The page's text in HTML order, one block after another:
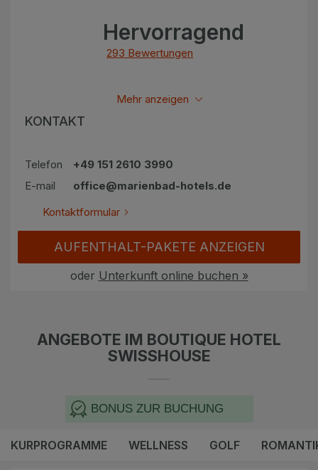
Hervorragend
293 Bewertungen
Alle bewertungen anzeigen
Mehr anzeigen
KONTAKT
Telefon
+49 151 2610 3990
E-mail
office@marienbad-hotels.de
Kontaktformular
AUFENTHALT-PAKETE ANZEIGEN
oder Unterkunft online buchen »
ANGEBOTE IM BOUTIQUE HOTEL
SWISSHOUSE
BONUS ZUR BUCHUNG
KURPROGRAMME WELLNESS GOLF